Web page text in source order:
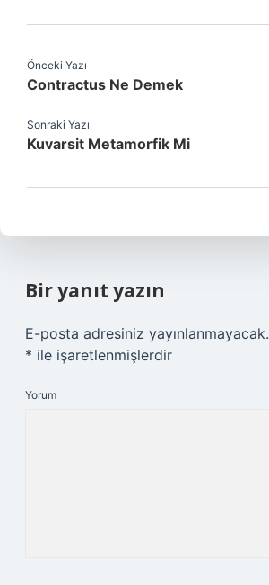
Önceki Yazı
Contractus Ne Demek
Sonraki Yazı
Kuvarsit Metamorfik Mi
Bir yanıt yazın
E-posta adresiniz yayınlanmayacak.
* ile işaretlenmişlerdir
Yorum